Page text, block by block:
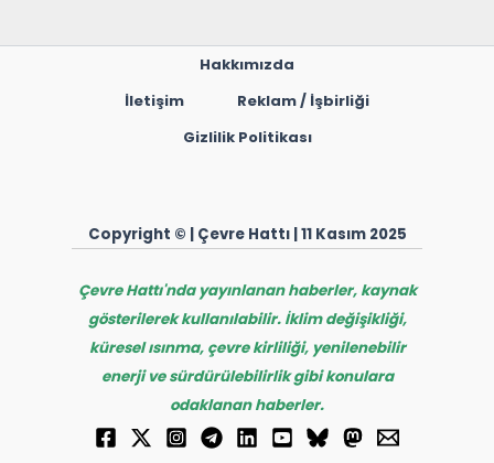
Hakkımızda
İletişim
Reklam / İşbirliği
Gizlilik Politikası
Copyright © | Çevre Hattı | 11 Kasım 2025
Çevre Hattı'nda yayınlanan haberler, kaynak
gösterilerek kullanılabilir. İklim değişikliği,
küresel ısınma, çevre kirliliği, yenilenebilir
enerji ve sürdürülebilirlik gibi konulara
odaklanan haberler.